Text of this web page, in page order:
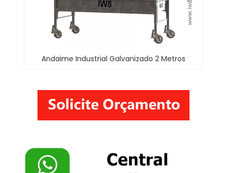
Andaime Industrial Galvanizado 2 Metros